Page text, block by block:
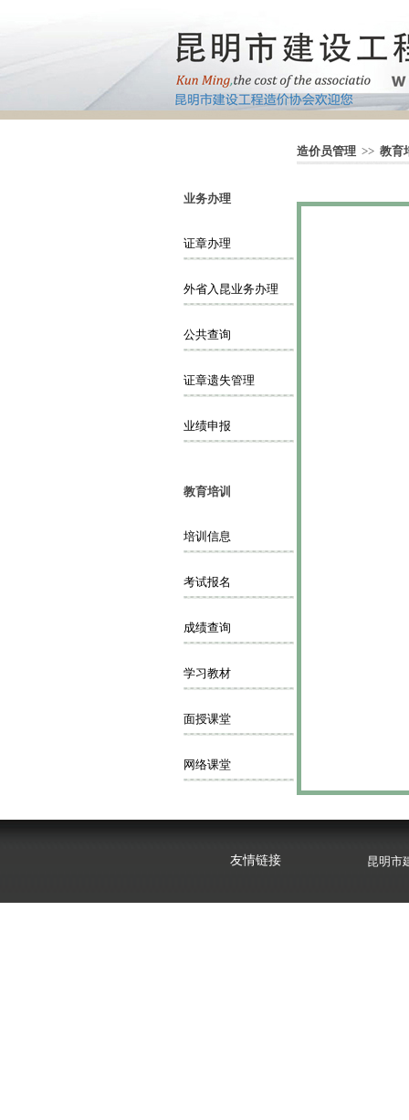
造价员管理 >> 教育
业务办理
证章办理
外省入昆业务办理
公共查询
证章遗失管理
业绩申报
教育培训
培训信息
考试报名
成绩查询
学习教材
面授课堂
网络课堂
友情链接
昆明市
昆明市